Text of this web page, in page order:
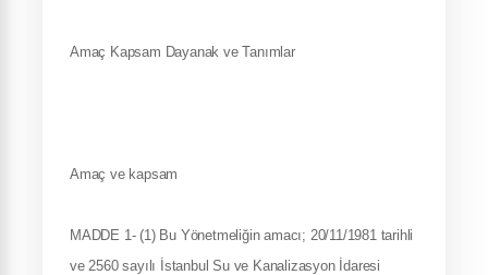
Amaç Kapsam Dayanak ve Tanımlar
Amaç ve kapsam
MADDE 1- (1) Bu Yönetmeliğin amacı; 20/11/1981 tarihli
ve 2560 sayılı İstanbul Su ve Kanalizasyon İdaresi